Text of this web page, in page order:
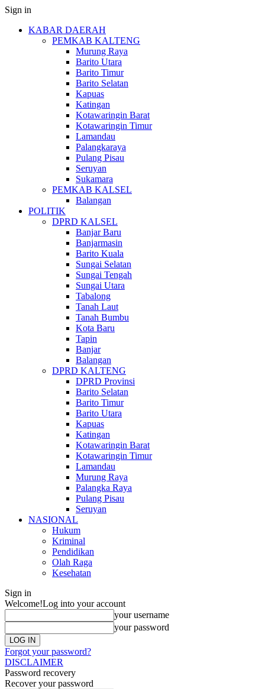
Sign in
KABAR DAERAH
PEMKAB KALTENG
Murung Raya
Barito Utara
Barito Timur
Barito Selatan
Kapuas
Katingan
Kotawaringin Barat
Kotawaringin Timur
Lamandau
Palangkaraya
Pulang Pisau
Seruyan
Sukamara
PEMKAB KALSEL
Balangan
POLITIK
DPRD KALSEL
Banjar Baru
Banjarmasin
Barito Kuala
Sungai Selatan
Sungai Tengah
Sungai Utara
Tabalong
Tanah Laut
Tanah Bumbu
Kota Baru
Tapin
Banjar
Balangan
DPRD KALTENG
DPRD Provinsi
Barito Selatan
Barito Timur
Barito Utara
Kapuas
Katingan
Kotawaringin Barat
Kotawaringin Timur
Lamandau
Murung Raya
Palangka Raya
Pulang Pisau
Seruyan
NASIONAL
Hukum
Kriminal
Pendidikan
Olah Raga
Kesehatan
Sign in
Welcome!Log into your account
your username
your password
Forgot your password?
DISCLAIMER
Password recovery
Recover your password